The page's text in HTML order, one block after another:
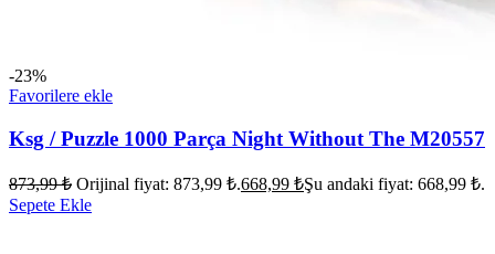
-23%
Favorilere ekle
Ksg / Puzzle 1000 Parça Night Without The M20557
873,99₺ Orijinal fiyat: 873,99 ₺.668,99 ₺Şu andaki fiyat: 668,99 ₺.
Sepete Ekle